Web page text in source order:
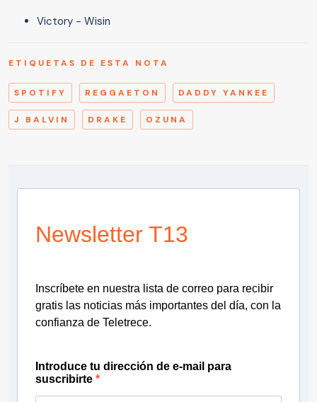
Victory - Wisin
ETIQUETAS DE ESTA NOTA
SPOTIFY REGGAETON DADDY YANKEE
J BALVIN DRAKE OZUNA
Newsletter T13
Inscríbete en nuestra lista de correo para recibir
gratis las noticias más importantes del día, con la
confianza de Teletrece.
Introduce tu dirección de e-mail para
suscribirte